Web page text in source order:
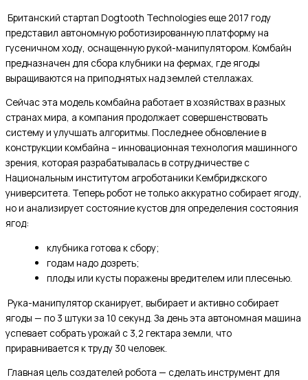
Британский стартап Dogtooth Technologies еще 2017 году
представил автономную роботизированную платформу на
гусеничном ходу, оснащенную рукой-манипулятором. Комбайн
предназначен для сбора клубники на фермах, где ягоды
выращиваются на приподнятых над землей стеллажах.
Сейчас эта модель комбайна работает в хозяйствах в разных
странах мира, а компания продолжает совершенствовать
систему и улучшать алгоритмы. Последнее обновление в
конструкции комбайна – инновационная технология машинного
зрения, которая разрабатывалась в сотрудничестве с
Национальным институтом агроботаники Кембриджского
университета. Теперь робот не только аккуратно собирает ягоду,
но и анализирует состояние кустов для определения состояния
ягод:
клубника готова к сбору;
годам надо дозреть;
плоды или кусты поражены вредителем или плесенью.
Рука-манипулятор сканирует, выбирает и активно собирает
ягоды — по 3 штуки за 10 секунд. За день эта автономная машина
успевает собрать урожай с 3,2 гектара земли, что
приравнивается к труду 30 человек.
Главная цель создателей робота — сделать инструмент для